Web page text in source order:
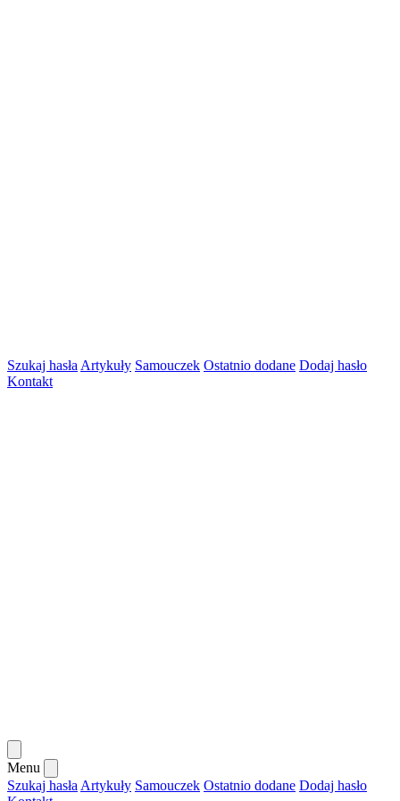
Szukaj hasła Artykuły Samouczek Ostatnio dodane Dodaj hasło
Kontakt
Menu
Szukaj hasła Artykuły Samouczek Ostatnio dodane Dodaj hasło